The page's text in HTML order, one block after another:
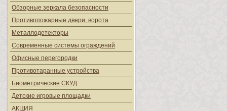
Обзорные зеркала безопасности
Противопожарные двери, ворота
Металлодетекторы
Современные системы ограждений
Офисные перегородки
Противотаранные устройства
Биометрические СКУД
Детские игровые площадки
АКЦИЯ